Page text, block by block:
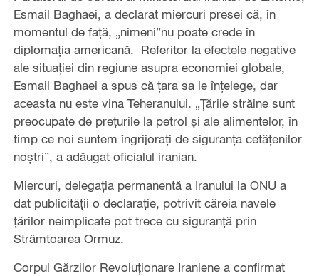
Esmail Baghaei, a declarat miercuri presei că, în
momentul de față, „nimeni”nu poate crede în
diplomația americană. Referitor la efectele negative
ale situației din regiune asupra economiei globale,
Esmail Baghaei a spus că țara sa le înțelege, dar
aceasta nu este vina Teheranului. „Țările străine sunt
preocupate de prețurile la petrol și ale alimentelor, în
timp ce noi suntem îngrijorați de siguranța cetățenilor
noștri”, a adăugat oficialul iranian.
Miercuri, delegația permanentă a Iranului la ONU a
dat publicității o declarație, potrivit căreia navele
țărilor neimplicate pot trece cu siguranță prin
Strâmtoarea Ormuz.
Corpul Gărzilor Revoluţionare Iraniene a confirmat